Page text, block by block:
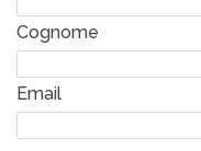
Cognome
Email